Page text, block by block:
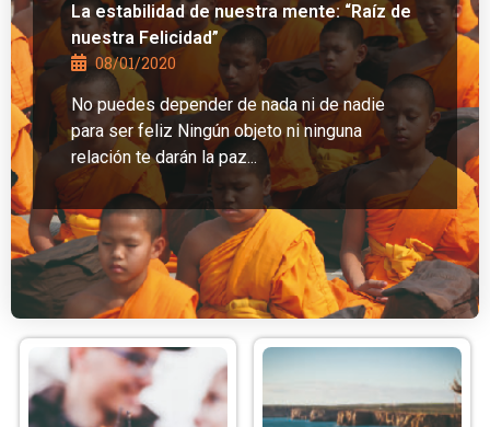
La estabilidad de nuestra mente: “Raíz de
nuestra Felicidad”
08/01/2020
No puedes depender de nada ni de nadie
para ser feliz Ningún objeto ni ninguna
relación te darán la paz...